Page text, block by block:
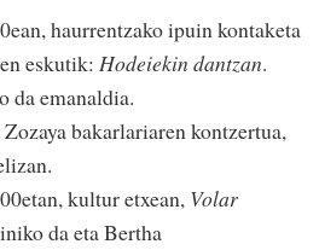
haurrentzako ipuin kontaketa
eskutik: Hodeiekin dantzan.
da emanaldia.
Zozaya bakarlariaren kontzertua,
kultur etxean, Volar
da eta Bertha